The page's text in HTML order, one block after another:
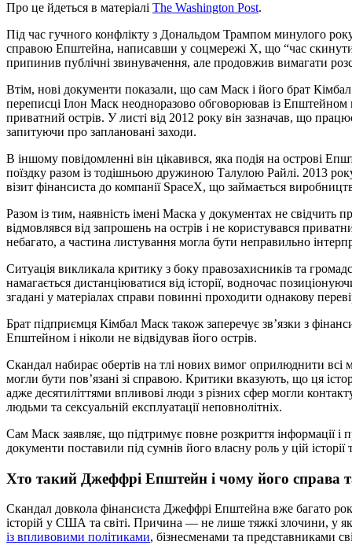
Про це йдеться в матеріалі The Washington Post.
Під час гучного конфлікту з Дональдом Трампом минулого
справою Епштейна, написавши у соцмережі X, що “час
припинив публічні звинувачення, але продовжив вимагати
Втім, нові документи показали, що сам Маск і його брат
переписці Ілон Маск неодноразово обговорював із Епштейном
приватний острів. У листі від 2012 року він зазначав, що
запитуючи про заплановані заходи.
В іншому повідомленні він цікавився, яка подія на острові
поїздку разом із тодішньою дружиною Талулою Райлі. 2013
візит фінансиста до компанії SpaceX, що займається
Разом із тим, наявність імені Маска у документах не свідчить
відмовлявся від запрошень на острів і не користувався
небагато, а частина листування могла бути неправильно
Ситуація викликала критику з боку правозахисників та
намагається дистанціюватися від історії, водночас
згадані у матеріалах справи повинні проходити однакову
Брат підприємця Кімбал Маск також заперечує зв’язки з
Епштейном і ніколи не відвідував його острів.
Скандал набирає обертів на тлі нових вимог оприлюднити всі
могли бути пов’язані зі справою. Критики вказують, що ця
адже десятиліттями впливові люди з різних сфер могли
людьми та сексуальній експлуатації неповнолітніх.
Сам Маск заявляє, що підтримує повне розкриття інформації і
документи поставили під сумнів його власну роль у цій
Хто такий Джеффрі Епштейн і чому його справа
Скандал довкола фінансиста Джеффрі Епштейна вже багато
історій у США та світі. Причина — не лише тяжкі злочини, у
із впливовими політиками, бізнесменами та представниками